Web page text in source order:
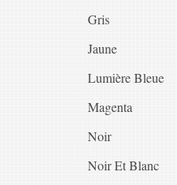
Gris
Jaune
Lumière Bleue
Magenta
Noir
Noir Et Blanc